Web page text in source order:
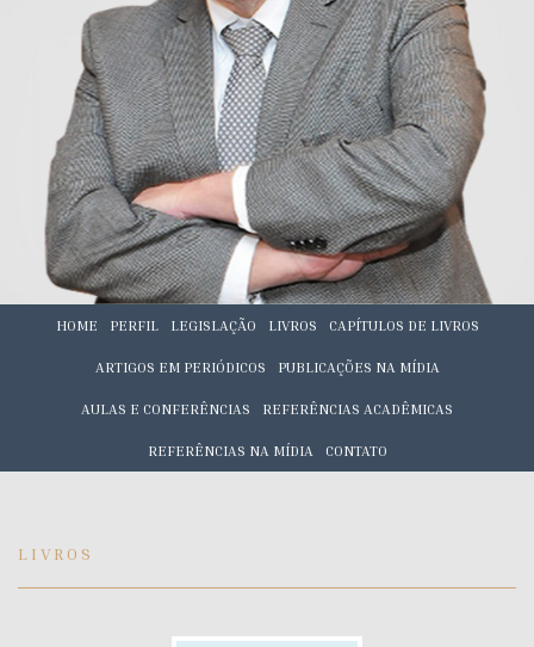
HOME PERFIL LEGISLAÇÃO LIVROS CAPÍTULOS DE LIVROS
ARTIGOS EM PERIÓDICOS PUBLICAÇÕES NA MÍDIA
AULAS E CONFERÊNCIAS REFERÊNCIAS ACADÊMICAS
REFERÊNCIAS NA MÍDIA CONTATO
LIVROS